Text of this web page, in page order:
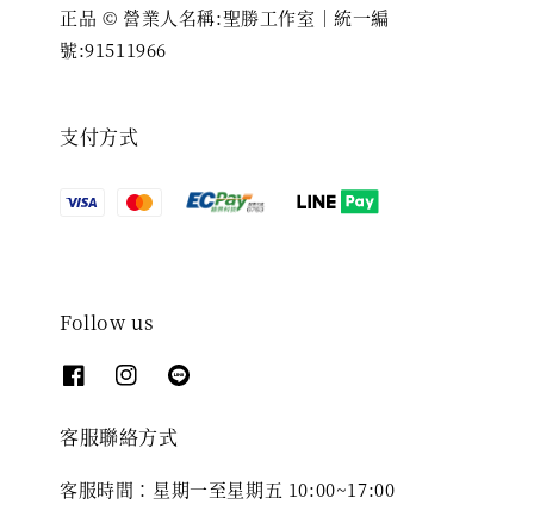
正品 © 營業人名稱:聖勝工作室｜統一編
號:91511966
支付方式
Follow us
客服聯絡方式
客服時間：星期一至星期五 10:00~17:00